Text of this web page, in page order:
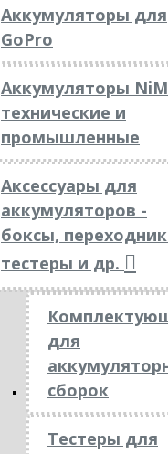
Аккумуляторы для
GoPro
Аккумуляторы
технические и
промышленные
Аксессуары для
аккумуляторов -
боксы,
тестеры и др.
для
сборок
Тестеры для